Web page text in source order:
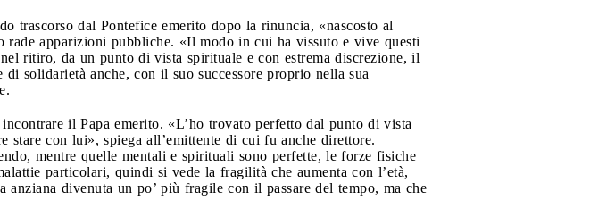
trascorso dal Pontefice emerito dopo la rinuncia, «nascosto al
rade apparizioni pubbliche. «Il modo in cui ha vissuto e vive questi
ritiro, da un punto di vista spirituale e con estrema discrezione, il
solidarietà anche, con il suo successore proprio nella sua
il Papa emerito. «L’ho trovato perfetto dal punto di vista
stare con lui», spiega all’emittente di cui fu anche direttore.
mentre quelle mentali e spirituali sono perfette, le forze fisiche
particolari, quindi si vede la fragilità che aumenta con l’età,
divenuta un po’ più fragile con il passare del tempo, ma che